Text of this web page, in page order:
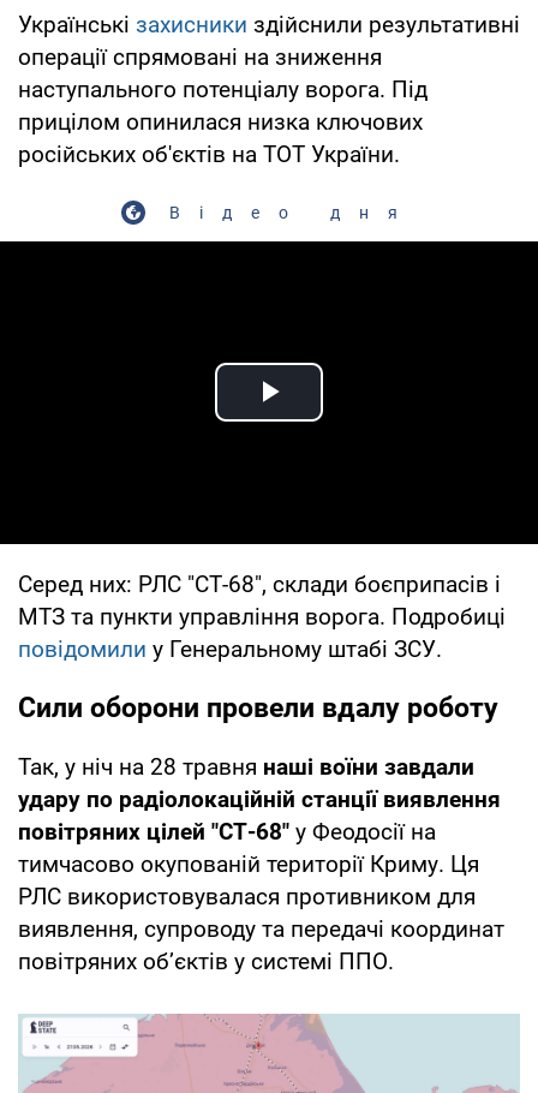
Українські захисники здійснили результативні
операції спрямовані на зниження
наступального потенціалу ворога. Під
прицілом опинилася низка ключових
російських об'єктів на ТОТ України.
Відео дня
Play Video
Серед них: РЛС "СТ-68", склади боєприпасів і
МТЗ та пункти управління ворога. Подробиці
повідомили у Генеральному штабі ЗСУ.
Сили оборони провели вдалу роботу
Так, у ніч на 28 травня наші воїни завдали
удару по радіолокаційній станції виявлення
повітряних цілей "СТ-68" у Феодосії на
тимчасово окупованій території Криму. Ця
РЛС використовувалася противником для
виявлення, супроводу та передачі координат
повітряних об’єктів у системі ППО.